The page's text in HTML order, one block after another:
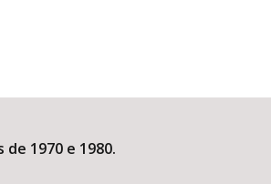
1970 e 1980.